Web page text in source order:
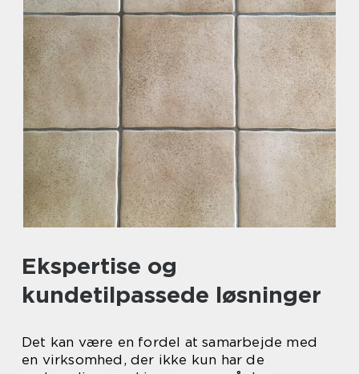
Ekspertise og
kundetilpassede løsninger
Det kan være en fordel at samarbejde med
en virksomhed, der ikke kun har de